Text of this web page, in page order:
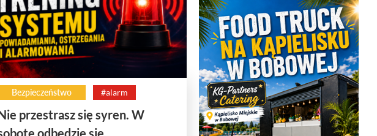
Bezpieczeństwo #alarm
przestrasz się syren. W
odbędzie się